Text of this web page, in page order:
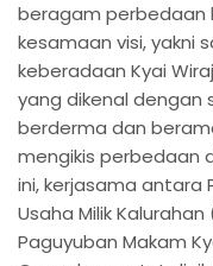
beragam perbedaan
kesamaan visi, yakni
keberadaan Kyai
yang dikenal dengan
berderma dan
mengikis perbedaan
ini, kerjasama antara
Usaha Milik
Paguyuban Makam